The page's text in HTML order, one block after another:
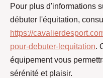
Pour plus d'informations
débuter l'équitation,
https://
pour-debuter-lequitation.
équipement vous
sérénité et plaisir.